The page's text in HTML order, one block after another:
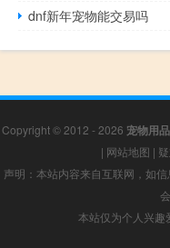
dnf新年宠物能交易吗
Copyright © 2012 - 2026 宠物用
| 网站地图 |
声明：本站内容来自互联网，如
本站仅为个人兴趣